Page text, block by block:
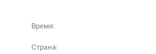
Время:
Страна: